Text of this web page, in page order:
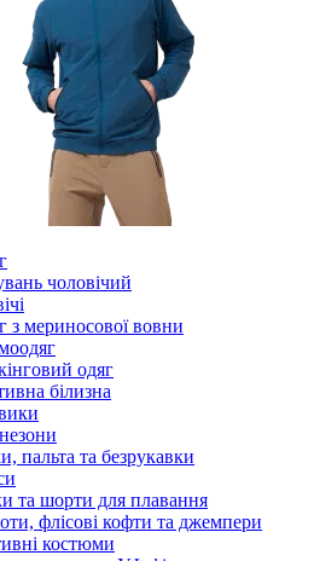
чоловічий
з мериносової вовни
одяг
білизна
пальта та безрукавки
та шорти для плавання
флісові кофти та джемпери
костюми